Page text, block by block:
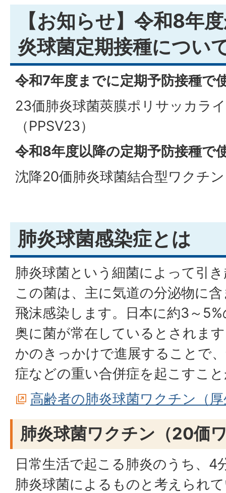
【お知らせ】令和8年
炎球菌定期接種につい
令和7年度までに定期予防接種で
23価肺炎球菌莢膜ポリサッカラ
（PPSV23）
令和8年度以降の定期予防接種で
沈降20価肺炎球菌結合型ワクチ
肺炎球菌感染症とは
肺炎球菌という細菌によって引
この菌は、主に気道の分泌物に
飛沫感染します。日本に約3～
奥に菌が常在しているとされま
かのきっかけで進展することで
症などの重い合併症を起こすこ
高齢者の肺炎球菌ワクチン（
肺炎球菌ワクチン（20価
日常生活で起こる肺炎のうち、4
肺炎球菌によるものと考えられ